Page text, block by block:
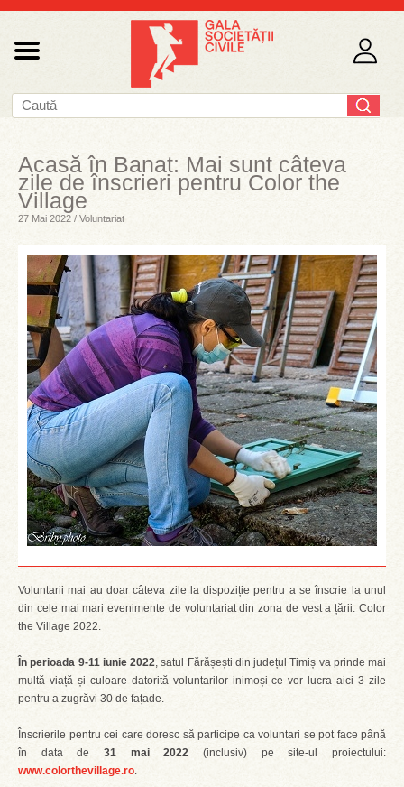
Acasă în Banat: Mai sunt câteva
zile de înscrieri pentru Color the
Village
27 Mai 2022 / Voluntariat
Voluntarii mai au doar câteva zile la dispoziție pentru a se înscrie la unul
din cele mai mari evenimente de voluntariat din zona de vest a țării: Color
the Village 2022.
În perioada 9-11 iunie 2022, satul Fărășești din județul Timiș va prinde mai
multă viață și culoare datorită voluntarilor inimoși ce vor lucra aici 3 zile
pentru a zugrăvi 30 de fațade.
Înscrierile pentru cei care doresc să participe ca voluntari se pot face până
în data de 31 mai 2022 (inclusiv) pe site-ul proiectului:
www.colorthevillage.ro.